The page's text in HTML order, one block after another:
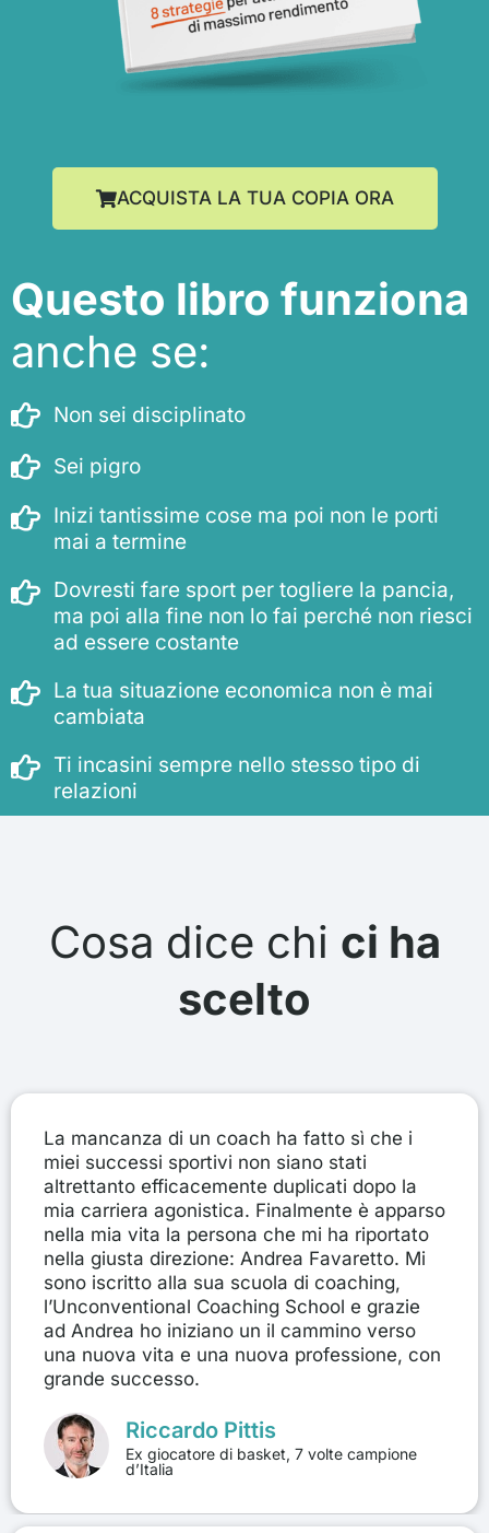
ACQUISTA LA TUA COPIA ORA
Questo libro funziona
anche se:
Non sei disciplinato
Sei pigro
Inizi tantissime cose ma poi non le porti
mai a termine
Dovresti fare sport per togliere la pancia,
ma poi alla fine non lo fai perché non riesci
ad essere costante
La tua situazione economica non è mai
cambiata
Ti incasini sempre nello stesso tipo di
relazioni
Cosa dice chi ci ha
scelto
La mancanza di un coach ha fatto sì che i
miei successi sportivi non siano stati
altrettanto efficacemente duplicati dopo la
mia carriera agonistica. Finalmente è apparso
nella mia vita la persona che mi ha riportato
nella giusta direzione: Andrea Favaretto. Mi
sono iscritto alla sua scuola di coaching,
l’Unconventional Coaching School e grazie
ad Andrea ho iniziano un il cammino verso
una nuova vita e una nuova professione, con
grande successo.
Riccardo Pittis
Ex giocatore di basket, 7 volte campione
d’Italia